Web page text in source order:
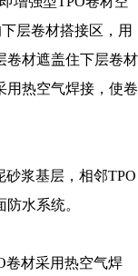
层卷材搭接区，用
卷材遮盖住下层卷材
用热空气焊接，使卷
浆基层，相邻TPO
水系统。
卷材采用热空气焊